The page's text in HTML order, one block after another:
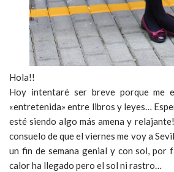
Hola!!
Hoy intentaré ser breve porque me
«entretenida» entre libros y leyes…
esté siendo algo más amena y
consuelo de que el viernes me voy a
un fin de semana genial y con sol, por
calor ha llegado pero el sol ni rastro…